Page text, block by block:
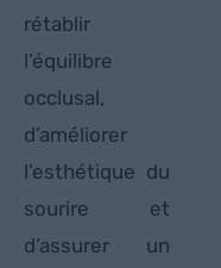
rétablir
l’équilibre
occlusal,
d’améliorer
l’esthétique du
sourire et
d’assurer un